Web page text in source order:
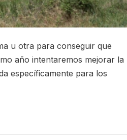
u otra para conseguir que
año intentaremos mejorar la
específicamente para los